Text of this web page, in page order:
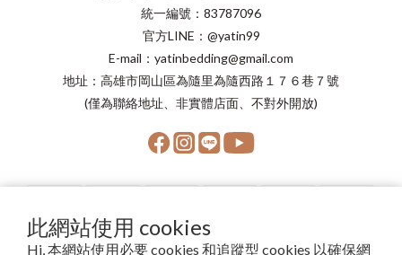
此網站使用 cookies
Hi, 本網站使用必要 cookies 和追蹤型 cookies 以確保網
統一編號：83787096
官方LINE：@yatin99
E-mail：yatinbedding@gmail.com
地址：高雄市岡山區為隨里為隨西路１７６巷７號
(僅為聯絡地址、非實體店面、不對外開放)